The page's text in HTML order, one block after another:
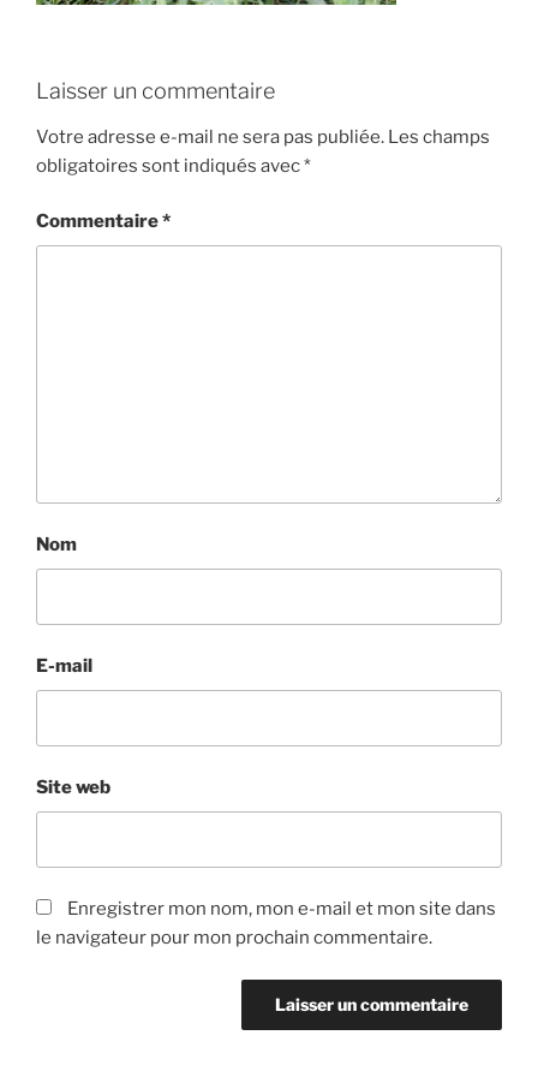
Laisser un commentaire
Votre adresse e-mail ne sera pas publiée. Les champs
obligatoires sont indiqués avec*
Commentaire*
Nom
E-mail
Site web
Enregistrer mon nom, mon e-mail et mon site dans
le navigateur pour mon prochain commentaire.